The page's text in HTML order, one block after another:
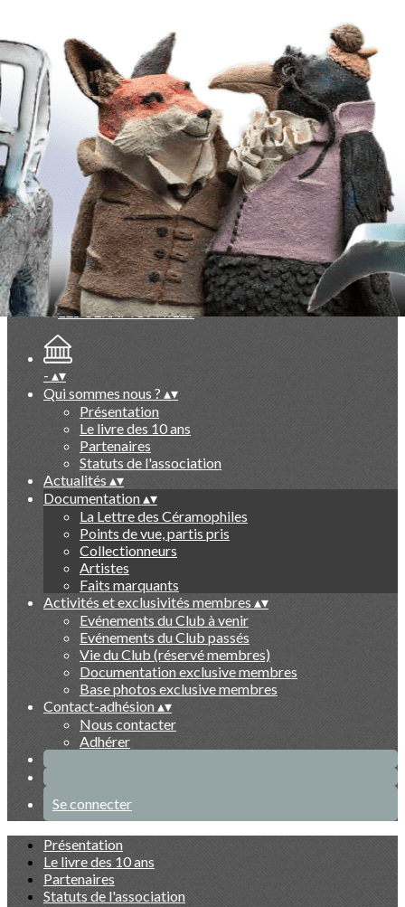
Exporter toutes les colonnes
Exporter uniquement les colonnes affichées
Menu
La Lettre des Céramophiles
Points de vue, partis pris
Collectionneurs
Artistes
Faits marquants
Ajoutez un logo, un bouton, des réseaux sociaux
Cliquez pour éditer
- ▴▾
Qui sommes nous ? ▴▾
Présentation
Le livre des 10 ans
Partenaires
Statuts de l'association
Actualités ▴▾
Documentation▴▾
La Lettre des Céramophiles
Points de vue, partis pris
Collectionneurs
Artistes
Faits marquants
Activités et exclusivités membres ▴▾
Evénements du Club à venir
Evénements du Club passés
Vie du Club (réservé membres)
Documentation exclusive membres
Base photos exclusive membres
Contact-adhésion▴▾
Nous contacter
Adhérer
Se connecter
Présentation
Le livre des 10 ans
Partenaires
Statuts de l'association